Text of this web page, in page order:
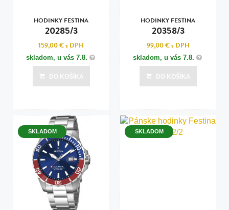
HODINKY FESTINA
20285/3
159,00 €s DPH
skladom, u vás 7.8.
DO KOŠÍKA
HODINKY FESTINA
20358/3
99,00 €s DPH
skladom, u vás 7.8.
DO KOŠÍKA
SKLADOM SKLADOM